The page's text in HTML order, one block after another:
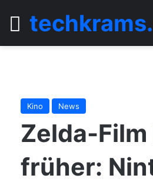
Menü
Kino News
Zelda-
früher: